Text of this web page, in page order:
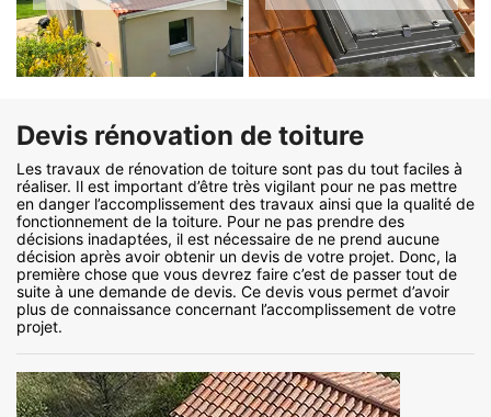
Devis rénovation de toiture
Les travaux de rénovation de toiture sont pas du tout faciles à
réaliser. Il est important d’être très vigilant pour ne pas mettre
en danger l’accomplissement des travaux ainsi que la qualité de
fonctionnement de la toiture. Pour ne pas prendre des
décisions inadaptées, il est nécessaire de ne prend aucune
décision après avoir obtenir un devis de votre projet. Donc, la
première chose que vous devrez faire c’est de passer tout de
suite à une demande de devis. Ce devis vous permet d’avoir
plus de connaissance concernant l’accomplissement de votre
projet.